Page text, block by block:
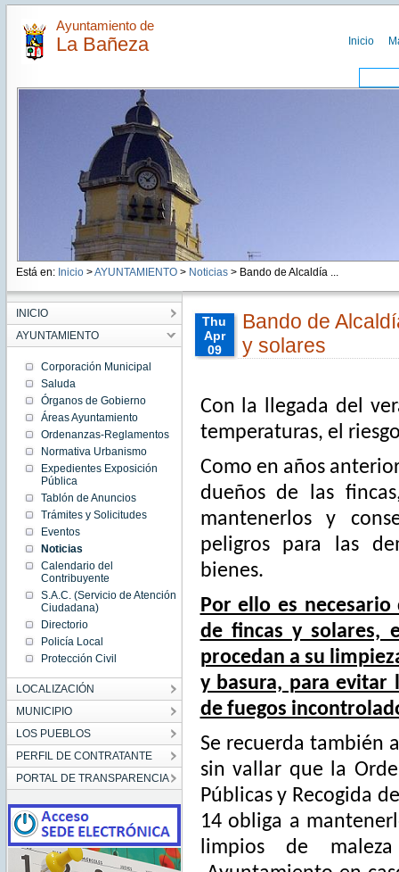
Ayuntamiento de
La Bañeza Inicio
Está en: Inicio >AYUNTAMIENTO> Noticias> Bando de Alcaldía ...
INICIO
AYUNTAMIENTO
Corporación Municipal
Saluda
Órganos de Gobierno
Áreas Ayuntamiento
Ordenanzas-Reglamentos
Normativa Urbanismo
Expedientes Exposición
Pública
Tablón de Anuncios
Trámites y Solicitudes
Eventos
Noticias
Calendario del
Contribuyente
S.A.C. (Servicio de Atención
Ciudadana)
Directorio
Policía Local
Protección Civil
LOCALIZACIÓN
MUNICIPIO
LOS PUEBLOS
PERFIL DE CONTRATANTE
PORTAL DE TRANSPARENCIA
Thu
Apr
09
Thu
Apr 09
00:00:00
CEST
Thu Apr
09
CEST
2026
Bando de
y solares
Con la llegada del
temperaturas, el
Como en años
dueños de las
mantenerlos y
peligros para las
bienes.
Por ello es
de fincas y solares,
procedan a su
y basura, para evitar
de fuegos
Se recuerda también
sin vallar que la
Públicas y Recogida
14 obliga a
limpios de